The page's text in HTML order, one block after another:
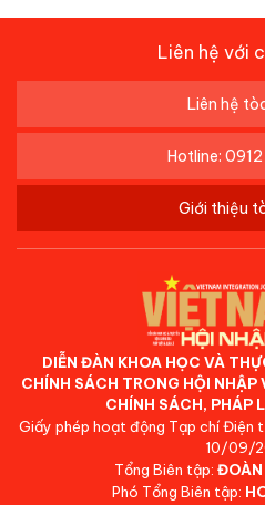
Liên hệ với
Liên hệ
Hotline:
Giới thiệu
DIỄN ĐÀN KHOA HỌC VÀ
CHÍNH SÁCH TRONG HỘI NHẬP
CHÍNH SÁCH, PHÁP
Giấy phép hoạt động Tạp chí
10/09/
Tổng Biên tập: ĐOÀN
Phó Tổng Biên tập: